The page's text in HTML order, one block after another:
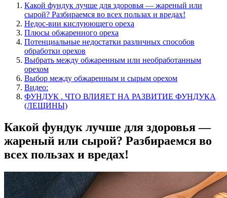
Какой фундук лучше для здоровья — жареный или
сырой? Разбираемся во всех пользах и вредах!
Недос-вии кислуюющего ореха
Плюсы обжаренного ореха
Потенциальные недостатки различных способов
обработки орехов
Выбрать между обжаренным или необработанным
орехом
Выбор между обжаренным и сырым орехом
Видео:
ФУНДУК . ЧТО ВЛИЯЕТ НА РАЗВИТИЕ ФУНДУКА
(ЛЕЩИНЫ)
Какой фундук лучше для здоровья —
жареный или сырой? Разбираемся во
всех пользах и вредах!